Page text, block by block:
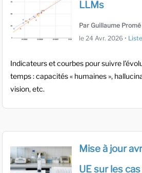
LLMs
Par Guillaume Promé
le 24 Avr. 2026 •
Indicateurs et courbes pour suivre
temps : capacités « humaines »,
vision, etc.
Mise à jour
UE sur les